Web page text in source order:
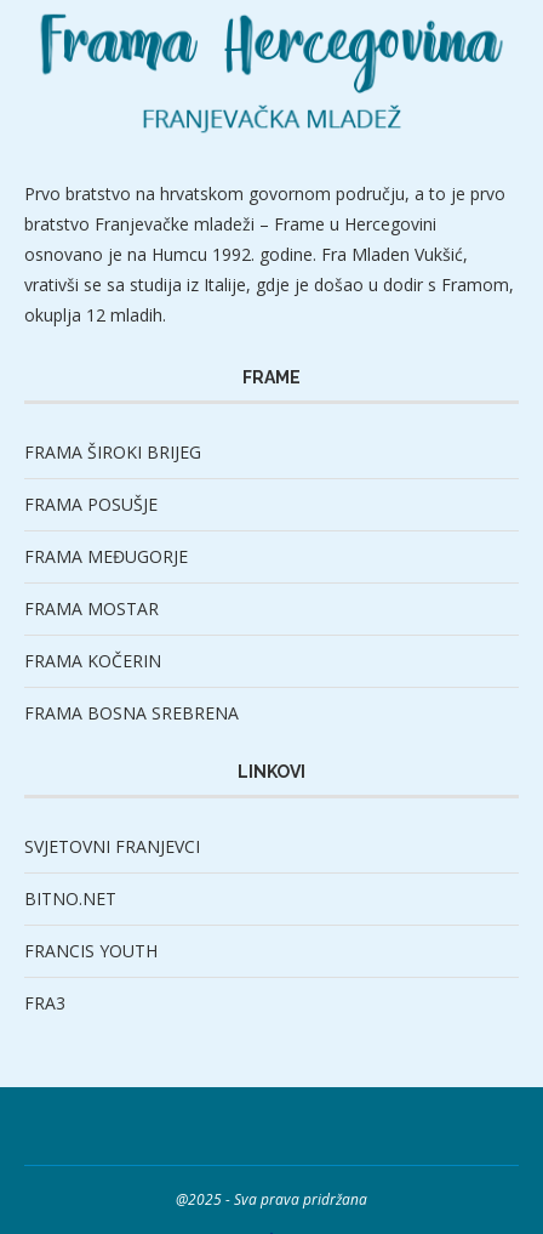
Prvo bratstvo na hrvatskom govornom području, a to je prvo
bratstvo Franjevačke mladeži – Frame u Hercegovini
osnovano je na Humcu 1992. godine. Fra Mladen Vukšić,
vrativši se sa studija iz Italije, gdje je došao u dodir s Framom,
okuplja 12 mladih.
FRAME
FRAMA ŠIROKI BRIJEG
FRAMA POSUŠJE
FRAMA MEĐUGORJE
FRAMA MOSTAR
FRAMA KOČERIN
FRAMA BOSNA SREBRENA
LINKOVI
SVJETOVNI FRANJEVCI
BITNO.NET
FRANCIS YOUTH
FRA3
@2025 - Sva prava pridržana